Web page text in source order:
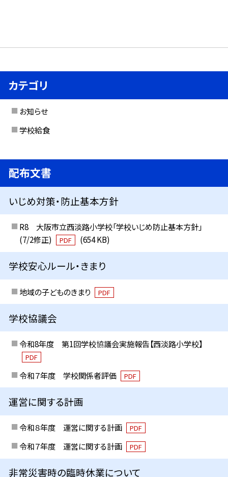
カテゴリ
お知らせ
学校給食
配布文書
いじめ対策・防止基本方針
R8 大阪市立西淡路小学校「学校いじめ防止基本方針」
(7/2修正)
PDF (654 KB)
学校安心ルール・きまり
地域の子どものきまり PDF
学校協議会
令和8年度 第1回学校協議会実施報告【西淡路小学校】
PDF
令和７年度 学校関係者評価 PDF
運営に関する計画
令和８年度 運営に関する計画 PDF
令和７年度 運営に関する計画 PDF
非常災害時の臨時休業について